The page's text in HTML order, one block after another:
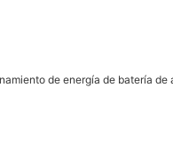
de energía de batería